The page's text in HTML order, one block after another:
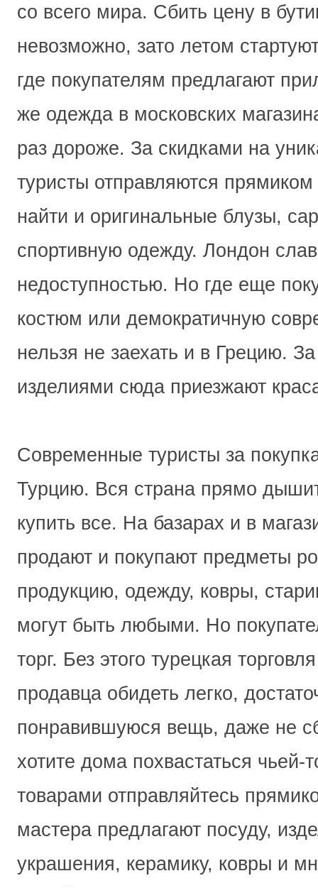
со всего мира. Сбить цену в
невозможно, зато летом
где покупателям предлагают
же одежда в московских
раз дороже. За скидками на
туристы отправляются
найти и оригинальные блузы,
спортивную одежду. Лондон
недоступностью. Но где еще
костюм или демократичную
нельзя не заехать и в Грецию.
изделиями сюда приезжают
Современные туристы за
Турцию. Вся страна прямо
купить все. На базарах и в
продают и покупают предметы
продукцию, одежду, ковры,
могут быть любыми. Но
торг. Без этого турецкая
продавца обидеть легко,
понравившуюся вещь, даже не
хотите дома похвастаться чьей-
товарами отправляйтесь
мастера предлагают посуду,
украшения, керамику, ковры и